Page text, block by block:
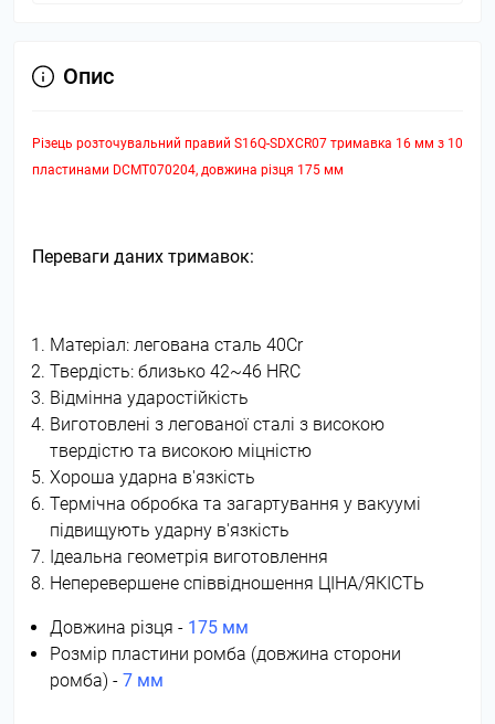
Опис
Різець розточувальний правий S16Q-SDXCR07 тримавка 16 мм з 10
пластинами DCMT070204, довжина різця 175 мм
Переваги даних тримавок:
Матеріал: легована сталь 40Cr
Твердість: близько 42~46 HRC
Відмінна ударостійкість
Виготовлені з легованої сталі з високою
твердістю та високою міцністю
Хороша ударна в'язкість
Термічна обробка та загартування у вакуумі
підвищують ударну в'язкість
Ідеальна геометрія виготовлення
Неперевершене співвідношення ЦІНА/ЯКІСТЬ
Довжина різця - 175 мм
Розмір пластини ромба (довжина сторони
ромба) - 7 мм